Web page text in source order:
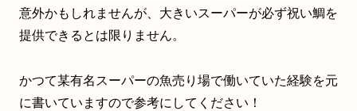
意外かもしれませんが、大きいスーパーが必ず祝い鯛を
提供できるとは限りません。
かつて某有名スーパーの魚売り場で働いていた経験を元
に書いていますので参考にしてください！